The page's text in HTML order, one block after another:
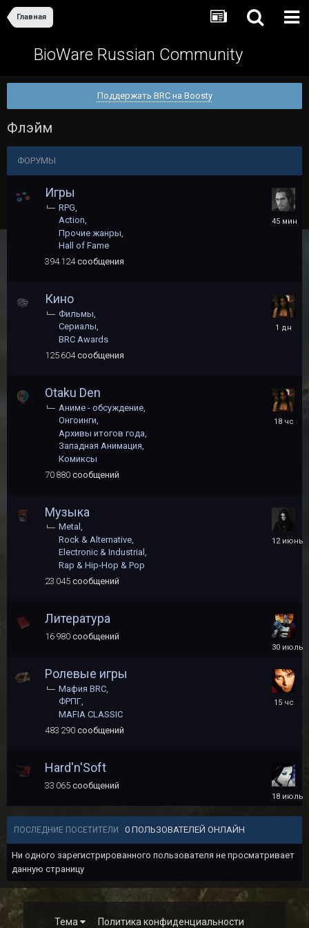
Главная
BioWare Russian Community
Поддержать BRC на Boosty
Флэйм
ФОРУМЫ
Игры
RPG
Action
Прочие жанры
Hall of Fame
394 124 сообщения
45
Кино
Фильмы
Сериалы
BRC Awards
125 604 сообщения
Четверг
Otaku Den
Аниме - обсуждение
Онгоинги
Архивы итогов года
Западная Анимация
Комиксы
70 880 сообщений
18
Музыка
Metal
Rock & Alternative
Electronic & Industrial
Rap & Hip-Hop & Pop
23 045 сообщений
12
Литература
16 980 сообщений
30
Ролевые игры
Мафия BRC
ФРПГ
MAFIA CLASSIC
483 290 сообщений
15
Hard'n'Soft
33 065 сообщений
18
ПОСЛЕДНИЕ ПОСЕТИТЕЛИ 0 ПОЛЬЗОВАТЕЛЕЙ ОНЛАЙН
Ни одного зарегистрированного пользователя не просматривает
данную страницу
Тема Политика конфиденциальности